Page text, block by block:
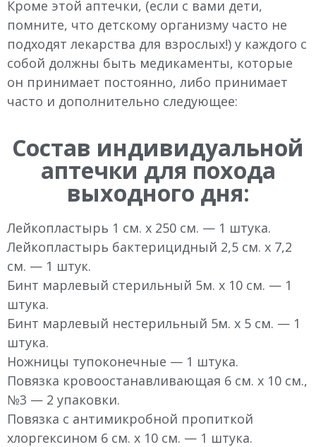
Кроме этой аптечки, (если с вами дети,
помните, что детскому организму часто не
подходят лекарства для взрослых!) у каждого с
собой должны быть медикаменты, которые
он принимает постоянно, либо принимает
часто и дополнительно следующее:
Состав индивидуальной
аптечки для похода
выходного дня:
Лейкопластырь 1 см. х 250 см. — 1 штука.
Лейкопластырь бактерицидный 2,5 см. х 7,2
см. — 1 штук.
Бинт марлевый стерильный 5м. х 10 см. — 1
штука.
Бинт марлевый нестерильный 5м. х 5 см. — 1
штука.
Ножницы тупоконечные — 1 штука.
Повязка кровоостанавливающая 6 см. x 10 см.,
№3 — 2 упаковки.
Повязка с антимикробной пропиткой
хлоргексином 6 см. x 10 см. — 1 штука.